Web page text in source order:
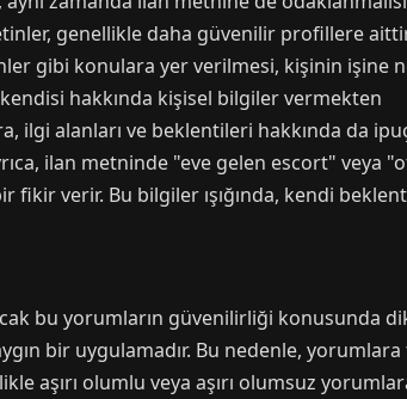
genellikle daha güvenilir profillere
gibi konulara yer verilmesi, kişinin işine
hakkında kişisel bilgiler vermekten
ilgi alanları ve beklentileri hakkında da
ilan metninde "eve gelen escort" veya
verir. Bu bilgiler ışığında, kendi
bu yorumların güvenilirliği konusunda
bir uygulamadır. Bu nedenle, yorumlara
aşırı olumlu veya aşırı olumsuz